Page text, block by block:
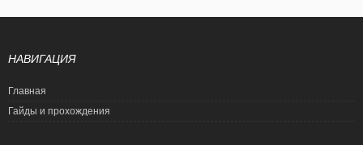
НАВИГАЦИЯ
Главная
Гайды и прохождения